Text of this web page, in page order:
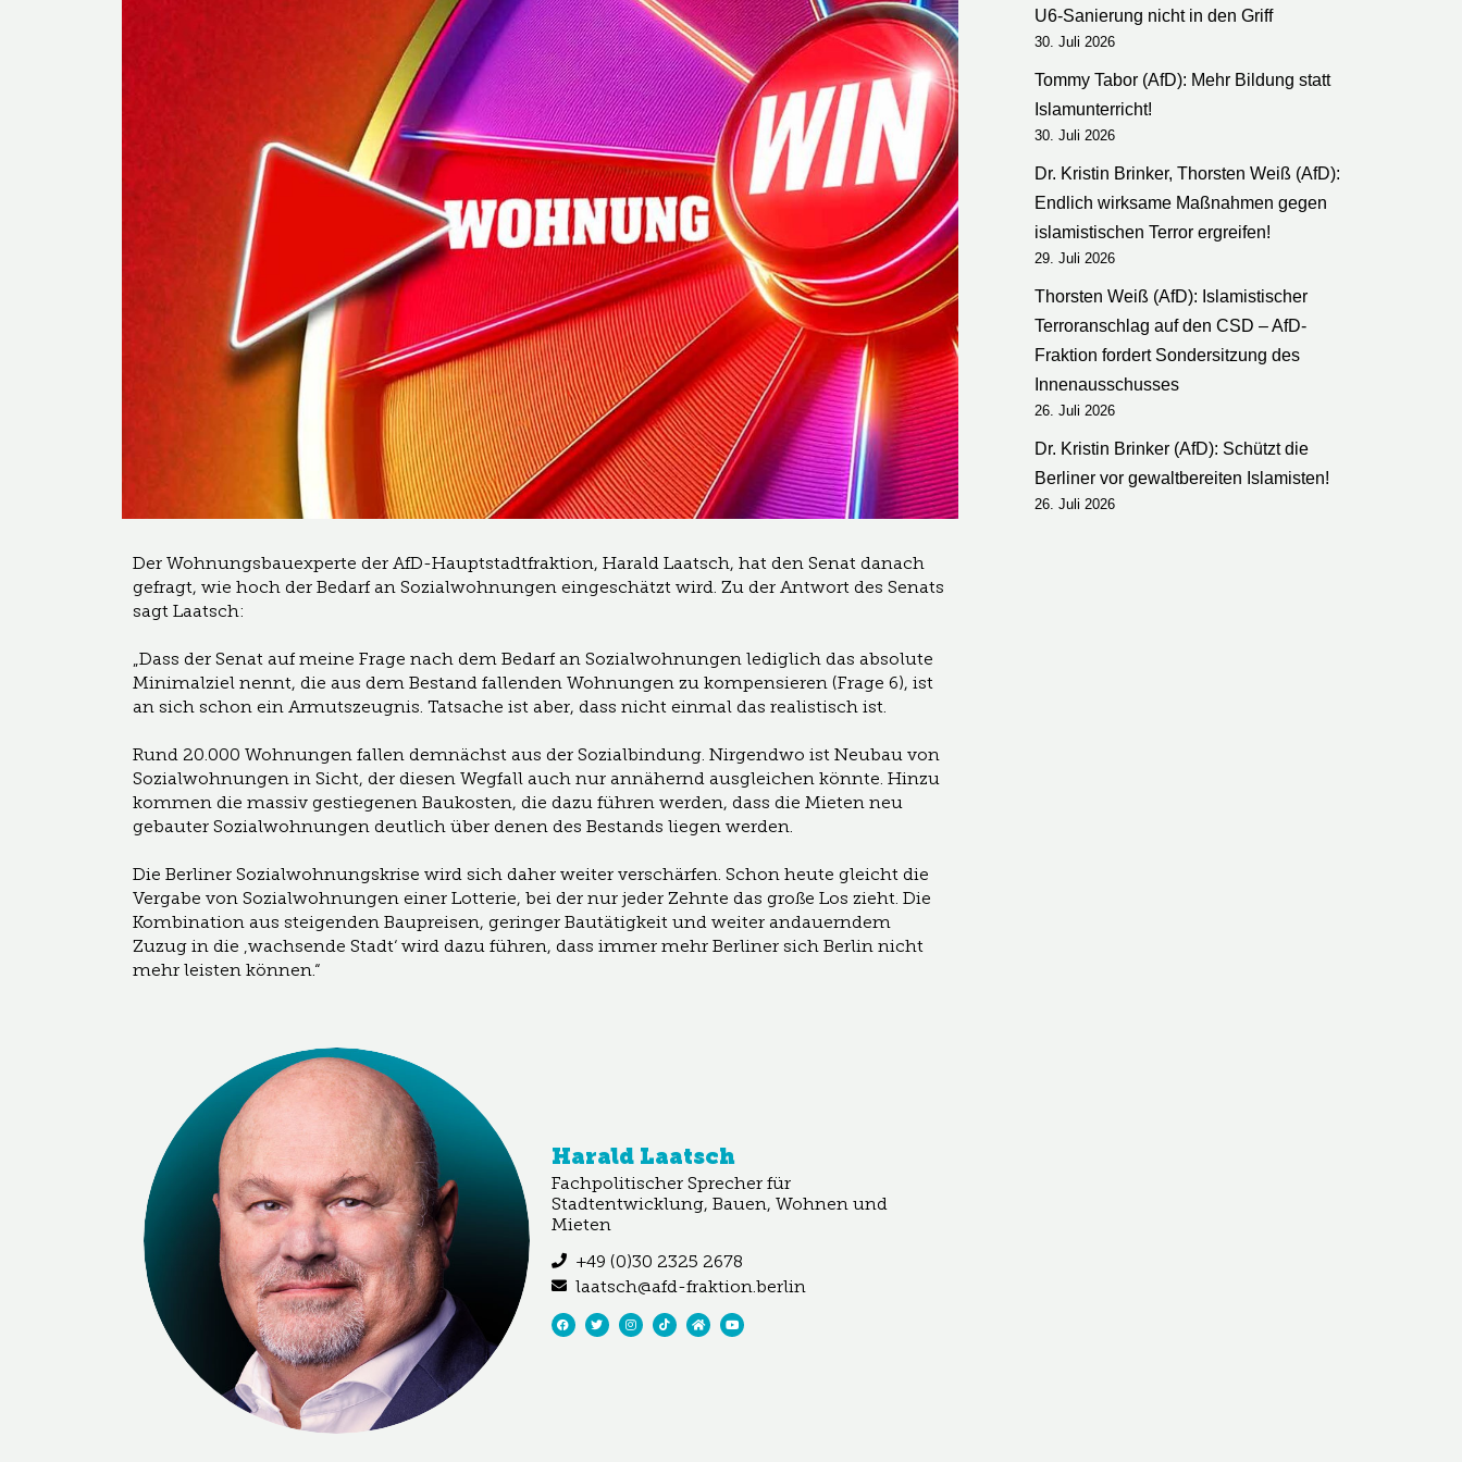
Der Wohnungsbauexperte der AfD-Hauptstadtfraktion, Harald Laatsch, hat den Senat danach
gefragt, wie hoch der Bedarf an Sozialwohnungen eingeschätzt wird. Zu der Antwort des Senats
sagt Laatsch:
„Dass der Senat auf meine Frage nach dem Bedarf an Sozialwohnungen lediglich das absolute
Minimalziel nennt, die aus dem Bestand fallenden Wohnungen zu kompensieren (Frage 6), ist
an sich schon ein Armutszeugnis. Tatsache ist aber, dass nicht einmal das realistisch ist.
Rund 20.000 Wohnungen fallen demnächst aus der Sozialbindung. Nirgendwo ist Neubau von
Sozialwohnungen in Sicht, der diesen Wegfall auch nur annähernd ausgleichen könnte. Hinzu
kommen die massiv gestiegenen Baukosten, die dazu führen werden, dass die Mieten neu
gebauter Sozialwohnungen deutlich über denen des Bestands liegen werden.
Die Berliner Sozialwohnungskrise wird sich daher weiter verschärfen. Schon heute gleicht die
Vergabe von Sozialwohnungen einer Lotterie, bei der nur jeder Zehnte das große Los zieht. Die
Kombination aus steigenden Baupreisen, geringer Bautätigkeit und weiter andauerndem
Zuzug in die ‚wachsende Stadt‘ wird dazu führen, dass immer mehr Berliner sich Berlin nicht
mehr leisten können.“
Harald Laatsch​
Fachpolitischer Sprecher für
Stadtentwicklung, Bauen, Wohnen und
Mieten
+49 (0)30 2325 2678
laatsch@afd-fraktion.berlin
U6-Sanierung nicht in den Griff
30. Juli 2026
Tommy Tabor (AfD): Mehr Bildung statt
Islamunterricht!
30. Juli 2026
Dr. Kristin Brinker, Thorsten Weiß (AfD):
Endlich wirksame Maßnahmen gegen
islamistischen Terror ergreifen!
29. Juli 2026
Thorsten Weiß (AfD): Islamistischer
Terroranschlag auf den CSD – AfD-
Fraktion fordert Sondersitzung des
Innenausschusses
26. Juli 2026
Dr. Kristin Brinker (AfD): Schützt die
Berliner vor gewaltbereiten Islamisten!
26. Juli 2026